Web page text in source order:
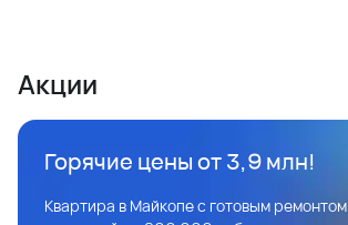
Акции
Горячие цены от 3,9 млн!
Квартира в Майкопе с готовым ремонтом